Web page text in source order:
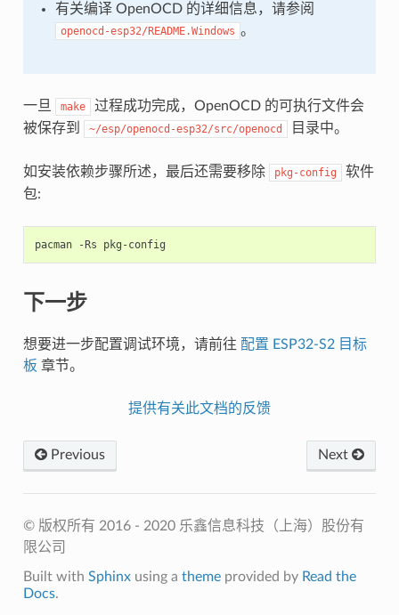
有关编译 OpenOCD 的详细信息，请参阅
openocd-esp32/README.Windows 。
一旦 make
过程成功完成，OpenOCD 的可执行文件会
被保存到
~/esp/openocd-esp32/src/openocd 目录中。
如安装依赖步骤所述，最后还需要移除 pkg-config
软件
包:
下一步
想要进一步配置调试环境，请前往 配置 ESP32-S2 目标
板 章节。
提供有关此文档的反馈
Next
Previous
© 版权所有 2016 - 2020 乐鑫信息科技（上海）股份有
限公司
Built with Sphinxusing a themeprovided by Read the
Docs.